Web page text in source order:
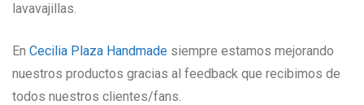
lavavajillas.
En Cecilia Plaza Handmade siempre estamos mejorando
nuestros productos gracias al feedback que recibimos de
todos nuestros clientes/fans.